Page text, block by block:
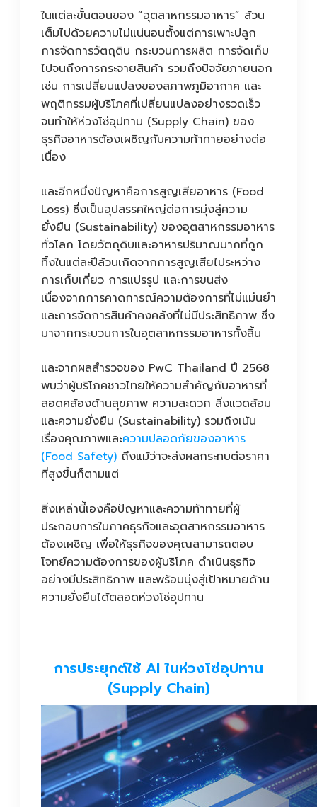
ในแต่ละขั้นตอนของ “อุตสาหกรรมอาหาร” ล้วน
เต็มไปด้วยความไม่แน่นอนตั้งแต่การเพาะปลูก
การจัดการวัตถุดิบ กระบวนการผลิต การจัดเก็บ
ไปจนถึงการกระจายสินค้า รวมถึงปัจจัยภายนอก
เช่น การเปลี่ยนแปลงของสภาพภูมิอากาศ และ
พฤติกรรมผู้บริโภคที่เปลี่ยนแปลงอย่างรวดเร็ว
จนทำให้ห่วงโซ่อุปทาน (Supply Chain) ของ
ธุรกิจอาหารต้องเผชิญกับความท้าทายอย่างต่อ
เนื่อง
และอีกหนึ่งปัญหาคือการสูญเสียอาหาร (Food
Loss) ซึ่งเป็นอุปสรรคใหญ่ต่อการมุ่งสู่ความ
ยั่งยืน (Sustainability) ของอุตสาหกรรมอาหาร
ทั่วโลก โดยวัตถุดิบและอาหารปริมาณมากที่ถูก
ทิ้งในแต่ละปีล้วนเกิดจากการสูญเสียไประหว่าง
การเก็บเกี่ยว การแปรรูป และการขนส่ง
เนื่องจากการคาดการณ์ความต้องการที่ไม่แม่นยำ
และการจัดการสินค้าคงคลังที่ไม่มีประสิทธิภาพ ซึ่ง
มาจากกระบวนการในอุตสาหกรรมอาหารทั้งสิ้น
และจากผลสำรวจของ PwC Thailand ปี 2568
พบว่าผู้บริโภคชาวไทยให้ความสำคัญกับอาหารที่
สอดคล้องด้านสุขภาพ ความสะดวก สิ่งแวดล้อม
และความยั่งยืน (Sustainability) รวมถึงเน้น
เรื่องคุณภาพและความปลอดภัยของอาหาร
(Food Safety) ถึงแม้ว่าจะส่งผลกระทบต่อราคา
ที่สูงขึ้นก็ตามแต่
สิ่งเหล่านี้เองคือปัญหาและความท้าทายที่ผู้
ประกอบการในภาคธุรกิจและอุตสาหกรรมอาหาร
ต้องเผชิญ เพื่อให้ธุรกิจของคุณสามารถตอบ
โจทย์ความต้องการของผู้บริโภค ดำเนินธุรกิจ
อย่างมีประสิทธิภาพ และพร้อมมุ่งสู่เป้าหมายด้าน
ความยั่งยืนได้ตลอดห่วงโซ่อุปทาน
การประยุกต์ใช้ AI ในห่วงโซ่อุปทาน
(Supply Chain)